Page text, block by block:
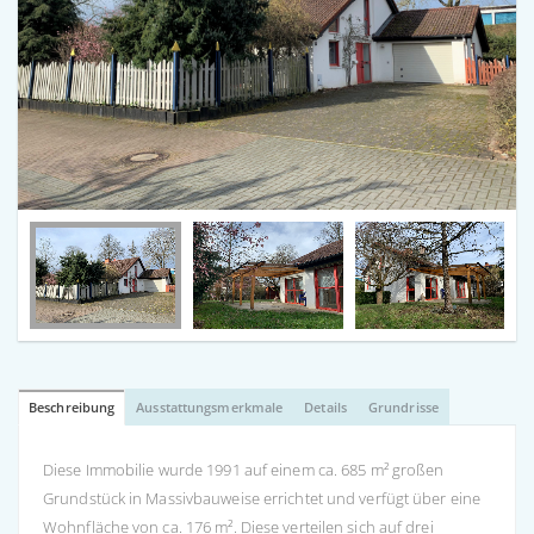
Beschreibung Ausstattungsmerkmale Details Grundrisse
Diese Immobilie wurde 1991 auf einem ca. 685 m² großen
Grundstück in Massivbauweise errichtet und verfügt über eine
Wohnfläche von ca. 176 m². Diese verteilen sich auf drei